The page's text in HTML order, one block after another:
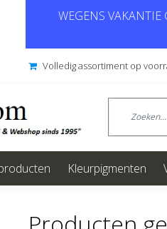
WEGENS
Volledig assortiment op
Kleurpigmenten